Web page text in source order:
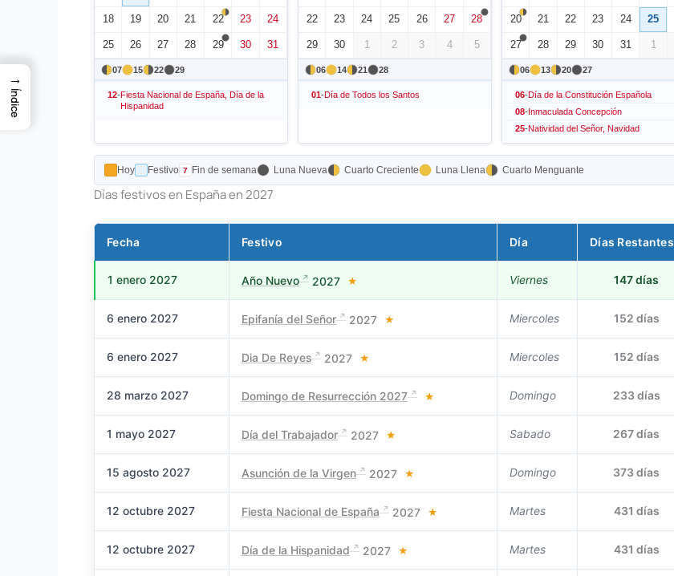
18 19 20 21 22 23 24
25 26 27 28 29 30 31
07 15 22 29
12-Fiesta Nacional de España, Día de la
Hispanidad
22 23 24 25 26 27 28
29 30 1 2 3 4 5
06 14 21 28
01-Día de Todos los Santos
20 21 22 23 24 25
27 28 29 30 31 1
06 13 20 27
06-Día de la Constitución Española
08-Inmaculada Concepción
25-Natividad del Señor, Navidad
Hoy Festivo Fin de semana Luna Nueva Cuarto Creciente Luna Llena Cuarto Menguante
Días festivos en España en 2027
Fecha Festivo Día Días Restantes
1 enero 2027 Año Nuevo 2027 ★ Viernes 147 días
6 enero 2027 Epifanía del Señor 2027 ★ Miercoles 152 días
6 enero 2027 Dia De Reyes 2027 ★ Miercoles 152 días
28 marzo 2027 Domingo de Resurrección 2027 ★ Domingo 233 días
1 mayo 2027 Día del Trabajador 2027 ★ Sabado 267 días
15 agosto 2027 Asunción de la Virgen 2027 ★ Domingo 373 días
12 octubre 2027 Fiesta Nacional de España 2027 ★ Martes 431 días
12 octubre 2027 Día de la Hispanidad 2027 ★ Martes 431 días
→
Índice